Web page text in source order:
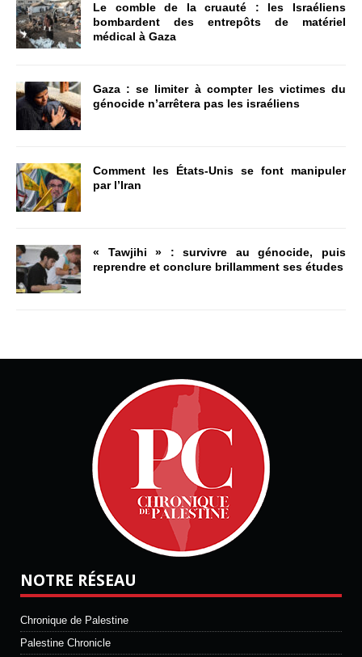
Le comble de la cruauté : les Israéliens
bombardent des entrepôts de matériel
médical à Gaza
Gaza : se limiter à compter les victimes du
génocide n’arrêtera pas les israéliens
Comment les États-Unis se font manipuler
par l’Iran
« Tawjihi » : survivre au génocide, puis
reprendre et conclure brillamment ses études
NOTRE RÉSEAU
Chronique de Palestine
Palestine Chronicle